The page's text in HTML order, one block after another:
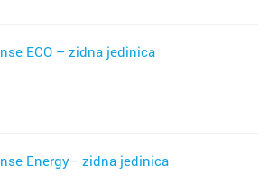
ECO – zidna jedinica
Energy– zidna jedinica